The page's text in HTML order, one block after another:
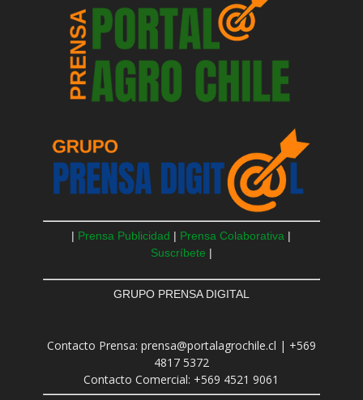
| Prensa Publicidad | Prensa Colaborativa |
Suscríbete |
GRUPO PRENSA DIGITAL
Contacto Prensa: prensa@portalagrochile.cl | +569
4817 5372
Contacto Comercial: +569 4521 9061